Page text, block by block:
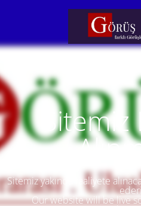
Sitemiz
Sitemiz yakında faaliyete
Our website will be live